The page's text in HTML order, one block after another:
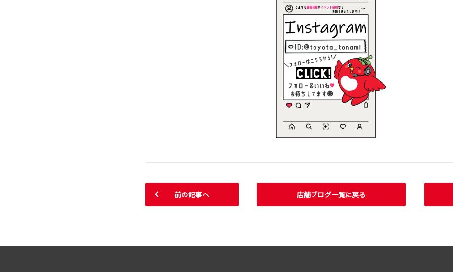
前の記事へ 店舗ブログ一覧に戻る